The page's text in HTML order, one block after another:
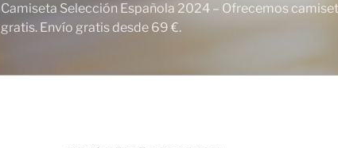
Camiseta Selección Española 2024 – Ofrecemos
gratis. Envío gratis desde 69 €.